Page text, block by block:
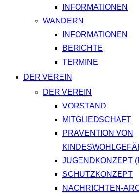
INFORMATIONEN
WANDERN
INFORMATIONEN
BERICHTE
TERMINE
DER VEREIN
DER VEREIN
VORSTAND
MITGLIEDSCHAFT
PRÄVENTION VON
JUGENDKONZEPT
SCHUTZKONZEPT
NACHRICHTEN-